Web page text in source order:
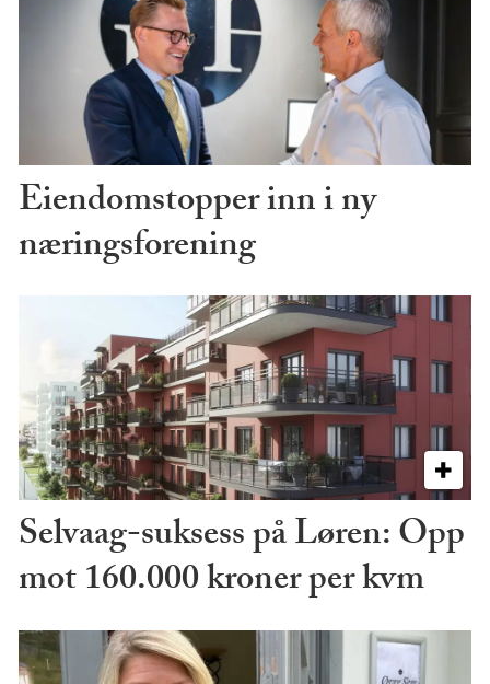
Eiendomstopper inn i ny
næringsforening
Selvaag-suksess på Løren: Opp
mot 160.000 kroner per kvm